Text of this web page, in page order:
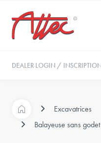
DEALER LOGIN /
Excavatrices
Balayeuse sans